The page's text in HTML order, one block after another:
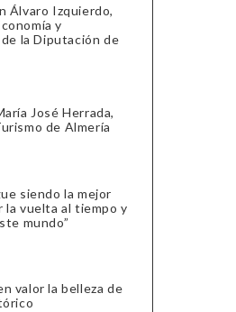
Álvaro Izquierdo,
y
la Diputación de
José Herrada,
de Almería
siendo la mejor
la vuelta al tiempo y
mundo”
valor la belleza de